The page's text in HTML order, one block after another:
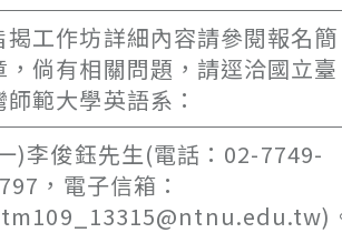
揭工作坊詳細內容請參閱報名簡
，倘有相關問題，請逕洽國立臺
師範大學英語系：
)李俊鈺先生(電話：02-7749-
，電子信箱：